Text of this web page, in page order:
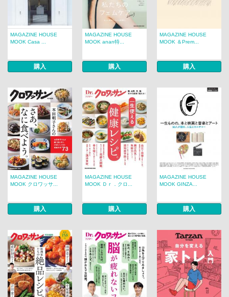
MAGAZINE HOUSE
MOOK Casa ...
購入
MAGAZINE HOUSE
MOOK anan特...
購入
MAGAZINE HOUSE
MOOK ＆Prem...
購入
MAGAZINE HOUSE
MOOK クロワッサ...
購入
MAGAZINE HOUSE
MOOK Ｄｒ．クロ...
購入
MAGAZINE HOUSE
MOOK GINZA...
購入